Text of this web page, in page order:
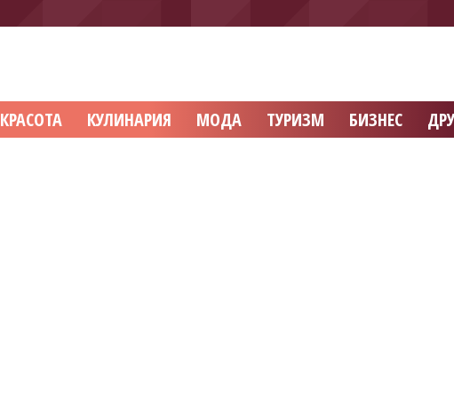
КРАСОТА КУЛИНАРИЯ МОДА ТУРИЗМ БИЗНЕС